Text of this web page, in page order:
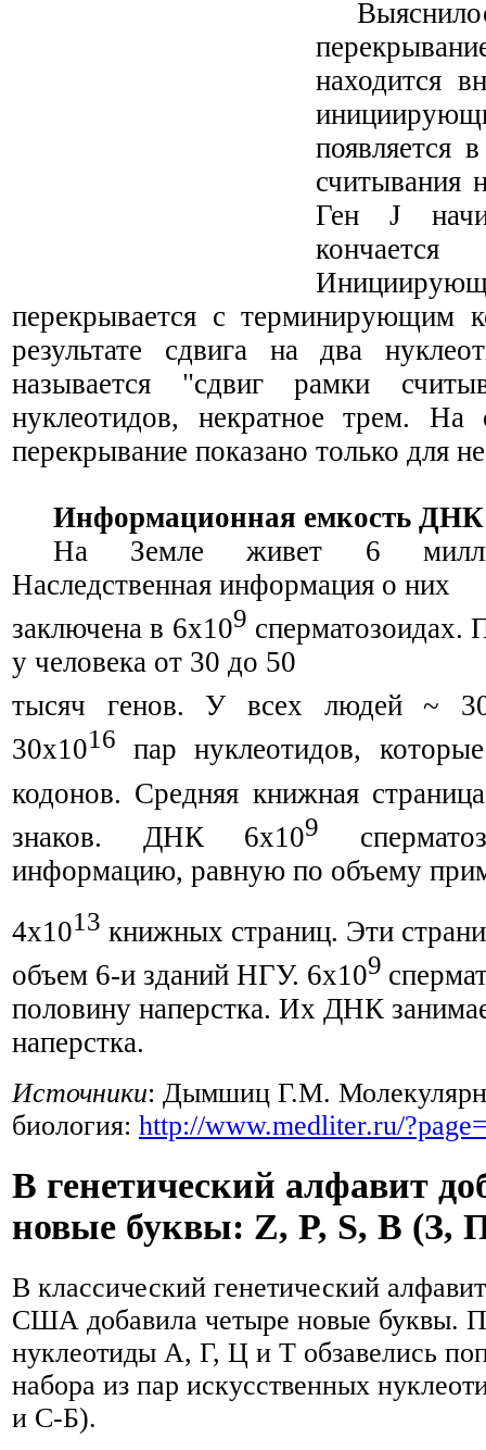
находится
появляется
считывания
Ген J
перекрывается с терминирующим
результате сдвига на два
называется "сдвиг рамки
нуклеотидов, некратное трем. На
перекрывание показано только для
Информационная емкость ДНК
На Земле живет 6
Наследственная информация о них
заключена в 6x109 сперматозоидах.
у человека от 30 до 50
тысяч генов. У всех людей ~
30x1016 пар нуклеотидов,
кодонов. Средняя книжная
знаков. ДНК 6x109
информацию, равную по объему
4x1013 книжных страниц. Эти
объем 6-и зданий НГУ. 6x109
половину наперстка. Их ДНК
наперстка.
Источники: Дымшиц Г.М.
биология: http://www.medliter.ru/
В генетический алфавит
новые буквы: Z, P, S, B (З,
В классический генетический
США добавила четыре новые буквы.
нуклеотиды А, Г, Ц и Т обзавелись
набора из пар искусственных
и С-Б).